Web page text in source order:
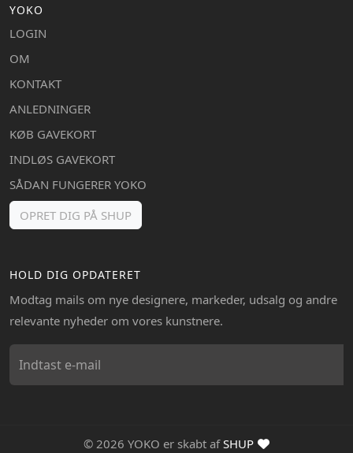
YOKO
LOGIN
OM
KONTAKT
ANLEDNINGER
KØB GAVEKORT
INDLØS GAVEKORT
SÅDAN FUNGERER YOKO
OPRET DIG PÅ SHUP
HOLD DIG OPDATERET
Modtag mails om nye designere, markeder, udsalg og andre
relevante nyheder om vores kunstnere.
© 2026 YOKO er skabt afSHUP